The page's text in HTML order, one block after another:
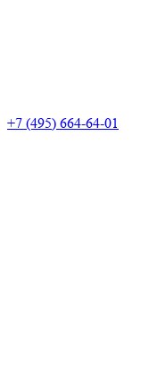
+7 (495) 664-64-01